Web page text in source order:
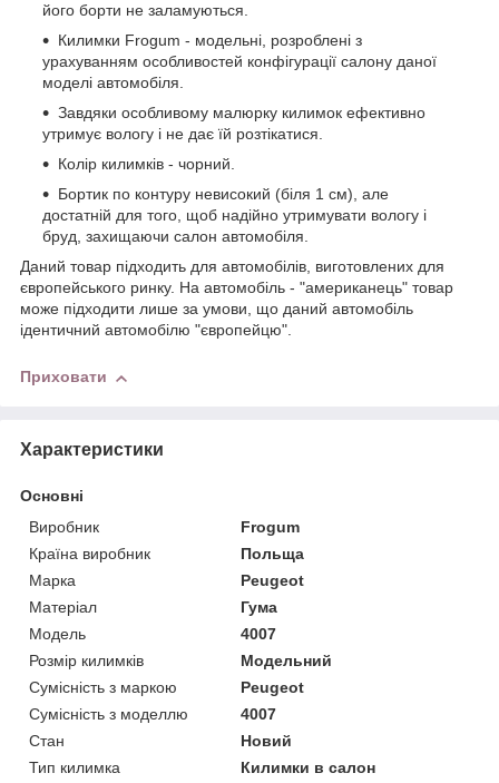
його борти не заламуються.
Килимки Frogum - модельні, розроблені з
урахуванням особливостей конфігурації салону даної
моделі автомобіля.
Завдяки особливому малюрку килимок ефективно
утримує вологу і не дає їй розтікатися.
Колір килимків - чорний.
Бортик по контуру невисокий (біля 1 см), але
достатній для того, щоб надійно утримувати вологу і
бруд, захищаючи салон автомобіля.
Даний товар підходить для автомобілів, виготовлених для
європейського ринку. На автомобіль - "американець" товар
може підходити лише за умови, що даний автомобіль
ідентичний автомобілю "європейцю".
Приховати
Характеристики
Основні
Виробник
Frogum
Країна виробник
Польща
Марка
Peugeot
Матеріал
Гума
Модель
4007
Розмір килимків
Модельний
Сумісність з маркою
Peugeot
Сумісність з моделлю
4007
Стан
Новий
Тип килимка
Килимки в салон